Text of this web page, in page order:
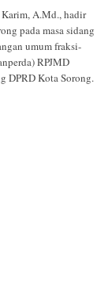
A.Md., hadir
pada masa sidang
umum fraksi-
RPJMD
DPRD Kota Sorong.